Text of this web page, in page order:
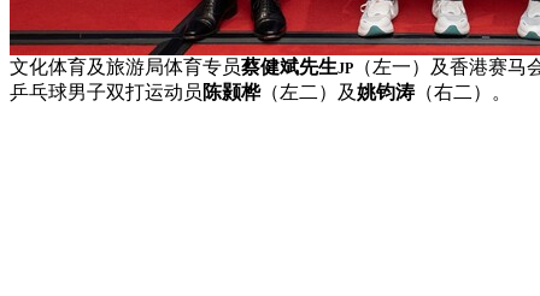
文化体育及旅游局体育专员蔡健斌先生JP
（左一）及香港赛马
乒乓球男子双打运动员陈颢桦（左二）及姚钧涛（右二）。